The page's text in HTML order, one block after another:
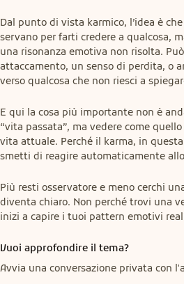
Dal punto di vista karmico, l’idea è
servano per farti credere a qualcosa,
una risonanza emotiva non risolta.
attaccamento, un senso di perdita, o
verso qualcosa che non riesci a
E qui la cosa più importante non è
“vita passata”, ma vedere come
vita attuale. Perché il karma, in
smetti di reagire automaticamente
Più resti osservatore e meno cerchi
diventa chiaro. Non perché trovi una
inizi a capire i tuoi pattern emotivi
Vuoi approfondire il tema?
Avvia una conversazione privata con